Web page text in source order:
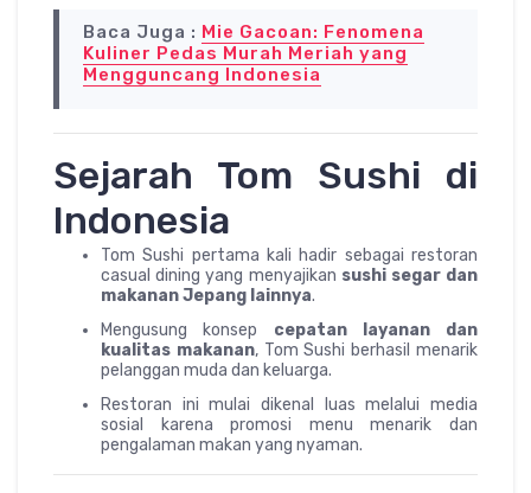
Baca Juga : Mie Gacoan: Fenomena
Kuliner Pedas Murah Meriah yang
Mengguncang Indonesia
Sejarah Tom Sushi di
Indonesia
Tom Sushi pertama kali hadir sebagai restoran
casual dining yang menyajikan sushi segar dan
makanan Jepang lainnya.
Mengusung konsep cepatan layanan dan
kualitas makanan, Tom Sushi berhasil menarik
pelanggan muda dan keluarga.
Restoran ini mulai dikenal luas melalui media
sosial karena promosi menu menarik dan
pengalaman makan yang nyaman.